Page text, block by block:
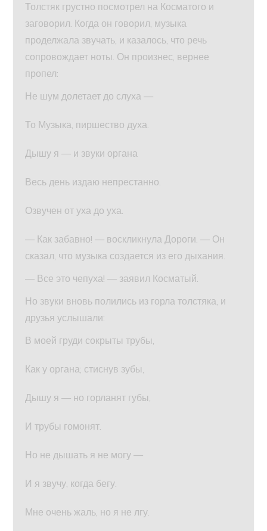
Толстяк грустно посмотрел на Косматого и
заговорил. Когда он говорил, музыка
проделжала звучать, и казалось, что речь
сопровождает ноты. Он произнес, вернее
пропел:
Не шум долетает до слуха —
То Музыка, пиршество духа.
Дышу я — и звуки органа
Весь день издаю непрестанно.
Озвучен от уха до уха.
— Как забавно! — воскликнула Дороги. — Он
сказал, что музыка создается из его дыхания.
— Все это чепуха! — заявил Косматый.
Но звуки вновь полились из горла толстяка, и
друзья услышали:
В моей груди сокрыты трубы,
Как у органа; стиснув зубы,
Дышу я — но горланят губы,
И трубы гомонят.
Но не дышать я не могу —
И я звучу, когда бегу.
Мне очень жаль, но я не лгу.